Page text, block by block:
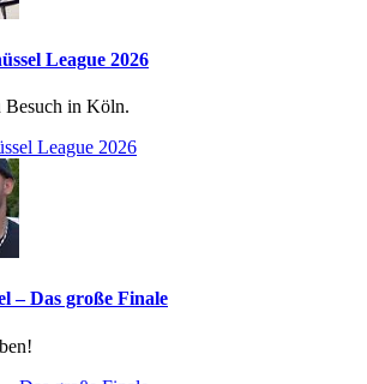
League 2026
Besuch in Köln.
League 2026
– Das große Finale